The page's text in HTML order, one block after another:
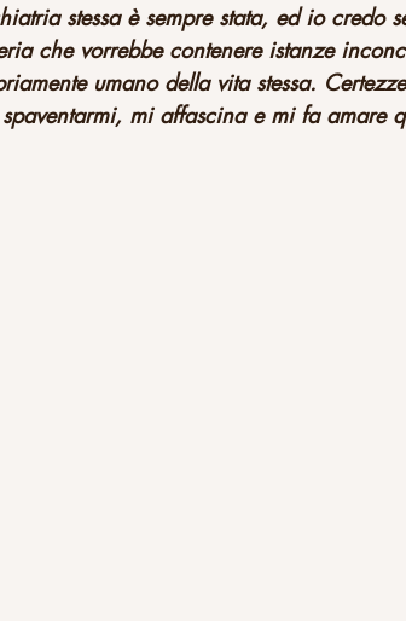
stessa è sempre stata, ed io credo
che vorrebbe contenere istanze
umano della vita stessa.
mi affascina e mi fa amare